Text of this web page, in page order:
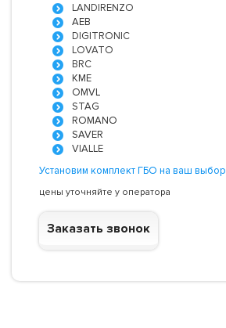
LANDIRENZO
AEB
DIGITRONIC
LOVATO
BRC
KME
OMVL
STAG
ROMANO
SAVER
VIALLE
Установим комплект ГБО на ваш выбор
цены уточняйте у оператора
Заказать звонок